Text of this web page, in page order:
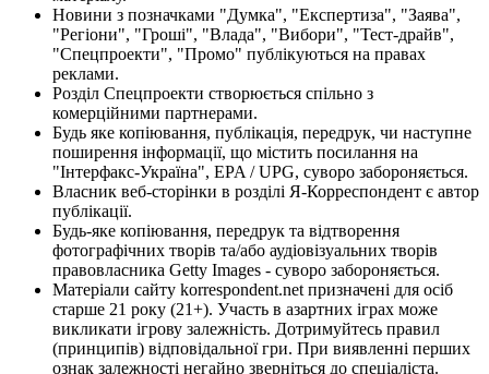
Новини з позначками "Думка", "Експертиза", "Заява",
"Регіони", "Гроші", "Влада", "Вибори", "Тест-драйв",
"Спецпроекти", "Промо" публікуються на правах
реклами.
Розділ Спецпроекти створюється спільно з
комерційними партнерами.
Будь яке копіювання, публікація, передрук, чи наступне
поширення інформації, що містить посилання на
"Інтерфакс-Україна", EPA / UPG, суворо забороняється.
Власник веб-сторінки в розділі Я-Корреспондент є автор
публікації.
Будь-яке копіювання, передрук та відтворення
фотографічних творів та/або аудіовізуальних творів
правовласника Getty Images - суворо забороняється.
Матеріали сайту korrespondent.net призначені для осіб
старше 21 року (21+). Участь в азартних іграх може
викликати ігрову залежність. Дотримуйтесь правил
(принципів) відповідальної гри. При виявленні перших
ознак залежності негайно зверніться до спеціаліста.